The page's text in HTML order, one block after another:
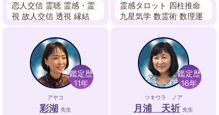
恋人交信 霊聴 霊感・霊
視 故人交信 透視 縁結
霊感タロット 四柱推命
九星気学 数霊術 数理運
鑑定歴
11年
アヤコ
彩湖 先生
鑑定歴
16年
ツキウラ ノア
月浦 天祈 先生